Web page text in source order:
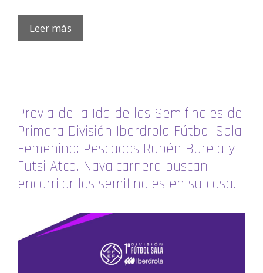
Leer más
Previa de la Ida de las Semifinales de
Primera División Iberdrola Fútbol Sala
Femenino: Pescados Rubén Burela y
Futsi Atco. Navalcarnero buscan
encarrilar las semifinales en su casa.